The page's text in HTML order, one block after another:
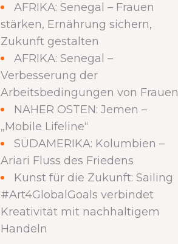
AFRIKA: Senegal – Frauen
stärken, Ernährung sichern,
Zukunft gestalten
AFRIKA: Senegal –
Verbesserung der
Arbeitsbedingungen von Frauen
NAHER OSTEN: Jemen –
„Mobile Lifeline“
SÜDAMERIKA: Kolumbien –
Ariari Fluss des Friedens
Kunst für die Zukunft: Sailing
#Art4GlobalGoals verbindet
Kreativität mit nachhaltigem
Handeln